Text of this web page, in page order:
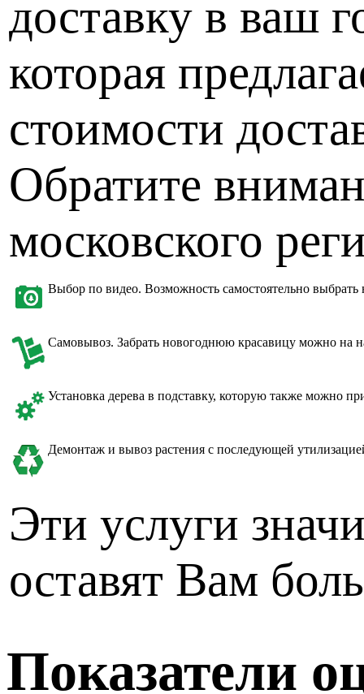
доставку в ваш
которая
стоимости
Обратите
московского
Выбор по видео. Возможность самостоятельно
Самовывоз. Забрать новогоднюю красавицу можно на
Установка дерева в подставку, которую также можно
Демонтаж и вывоз растения с последующей
Эти услуги
оставят Вам
Показатели